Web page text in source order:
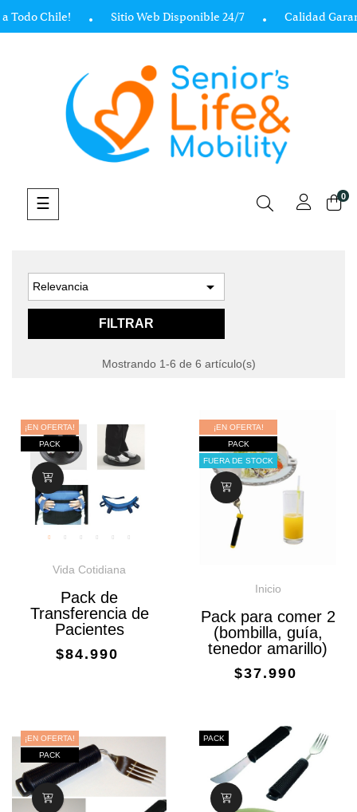
Todo Chile! Sitio Web Disponible 24/7 Calidad
Navegación
de
☰ 0
Relevancia 
FILTRAR
Mostrando 1-6 de 6 artículo(s)
¡EN OFERTA!
PACK
Vida Cotidiana
Pack de
Transferencia de
Pacientes
$84.990
¡EN OFERTA!
PACK
FUERA DE STOCK
Inicio
Pack para comer 2
(bombilla, guía,
tenedor amarillo)
$37.990
¡EN OFERTA!
PACK
PACK